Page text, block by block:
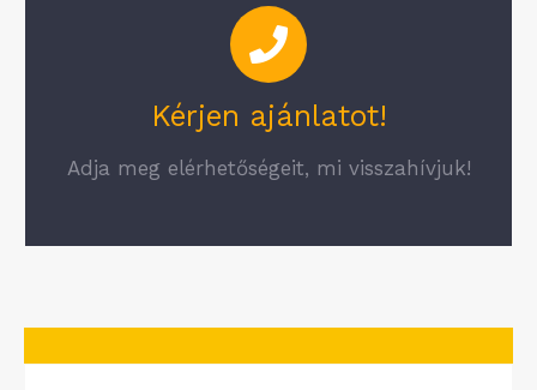
Kérjen ajánlatot!
Adja meg elérhetőségeit, mi visszahívjuk!